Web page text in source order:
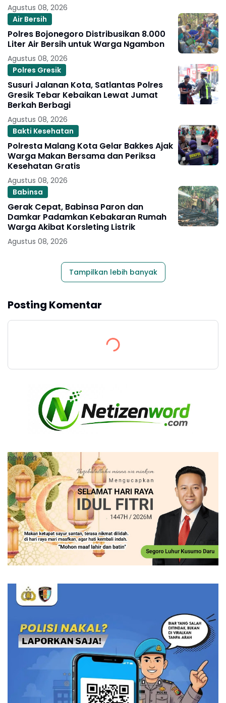
Agustus 08, 2026
Air Bersih
Polres Bojonegoro Distribusikan 8.000
Liter Air Bersih untuk Warga Ngambon
Agustus 08, 2026
Polres Gresik
Susuri Jalanan Kota, Satlantas Polres
Gresik Tebar Kebaikan Lewat Jumat
Berkah Berbagi
Agustus 08, 2026
Bakti Kesehatan
Polresta Malang Kota Gelar Bakkes Ajak
Warga Makan Bersama dan Periksa
Kesehatan Gratis
Agustus 08, 2026
Babinsa
Gerak Cepat, Babinsa Paron dan
Damkar Padamkan Kebakaran Rumah
Warga Akibat Korsleting Listrik
Agustus 08, 2026
Tampilkan lebih banyak
Posting Komentar